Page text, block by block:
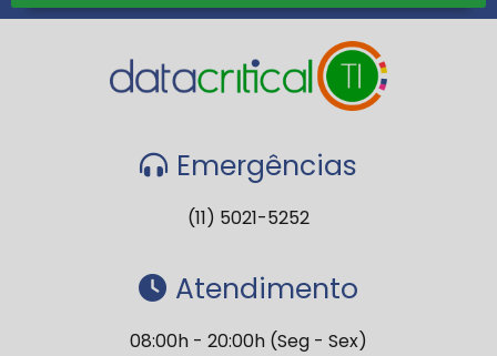
Emergências
(11) 5021-5252
Atendimento
08:00h - 20:00h (Seg - Sex)